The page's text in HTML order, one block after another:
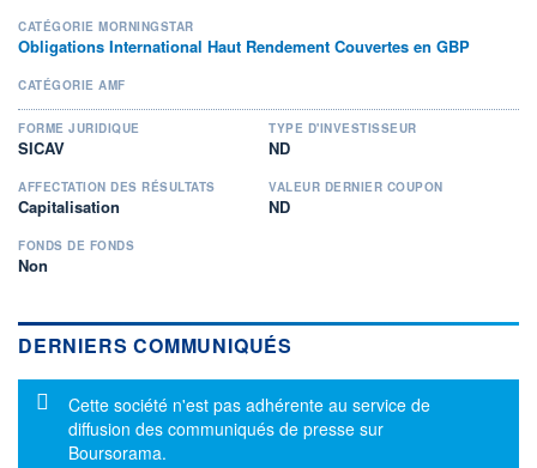
CATÉGORIE MORNINGSTAR
Obligations International Haut Rendement Couvertes en GBP
CATÉGORIE AMF
FORME JURIDIQUE
SICAV
TYPE D'INVESTISSEUR
ND
AFFECTATION DES RÉSULTATS
Capitalisation
VALEUR DERNIER COUPON
ND
FONDS DE FONDS
Non
DERNIERS COMMUNIQUÉS
Message d'information
Cette société n'est pas adhérente au service de
diffusion des communiqués de presse sur
Boursorama.